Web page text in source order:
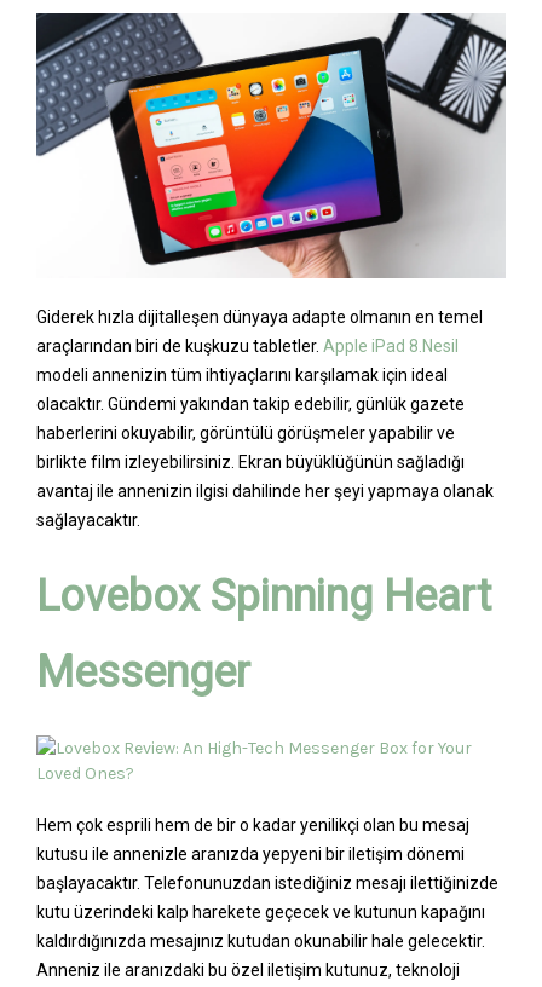
Giderek hızla dijitalleşen dünyaya adapte olmanın en temel
araçlarından biri de kuşkuzu tabletler. Apple iPad 8.Nesil
modeli annenizin tüm ihtiyaçlarını karşılamak için ideal
olacaktır. Gündemi yakından takip edebilir, günlük gazete
haberlerini okuyabilir, görüntülü görüşmeler yapabilir ve
birlikte film izleyebilirsiniz. Ekran büyüklüğünün sağladığı
avantaj ile annenizin ilgisi dahilinde her şeyi yapmaya olanak
sağlayacaktır.
Lovebox Spinning Heart
Messenger
Hem çok esprili hem de bir o kadar yenilikçi olan bu mesaj
kutusu ile annenizle aranızda yepyeni bir iletişim dönemi
başlayacaktır. Telefonunuzdan istediğiniz mesajı ilettiğinizde
kutu üzerindeki kalp harekete geçecek ve kutunun kapağını
kaldırdığınızda mesajınız kutudan okunabilir hale gelecektir.
Anneniz ile aranızdaki bu özel iletişim kutunuz, teknoloji